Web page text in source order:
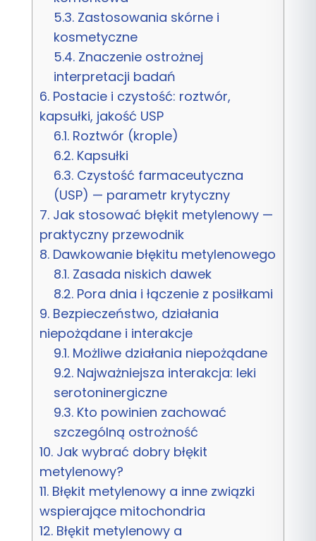
5.3.Zastosowania skórne i
kosmetyczne
5.4.Znaczenie ostrożnej
interpretacji badań
6. Postacie i czystość: roztwór,
kapsułki, jakość USP
6.1.Roztwór (krople)
6.2.Kapsułki
6.3.Czystość farmaceutyczna
(USP) — parametr krytyczny
7. Jak stosować błękit metylenowy —
praktyczny przewodnik
8. Dawkowanie błękitu metylenowego
8.1.Zasada niskich dawek
8.2.Pora dnia i łączenie z posiłkami
9. Bezpieczeństwo, działania
niepożądane i interakcje
9.1.Możliwe działania niepożądane
9.2.Najważniejsza interakcja: leki
serotoninergiczne
9.3.Kto powinien zachować
szczególną ostrożność
10. Jak wybrać dobry błękit
metylenowy?
11. Błękit metylenowy a inne związki
wspierające mitochondria
12. Błękit metylenowy a